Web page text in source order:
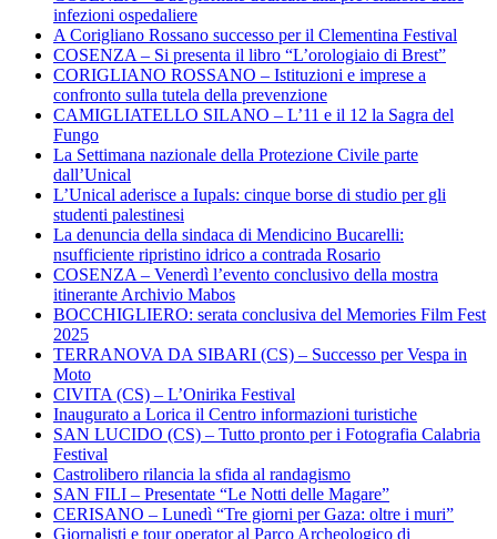
infezioni ospedaliere
A Corigliano Rossano successo per il Clementina Festival
COSENZA – Si presenta il libro “L’orologiaio di Brest”
CORIGLIANO ROSSANO – Istituzioni e imprese a
confronto sulla tutela della prevenzione
CAMIGLIATELLO SILANO – L’11 e il 12 la Sagra del
Fungo
La Settimana nazionale della Protezione Civile parte
dall’Unical
L’Unical aderisce a Iupals: cinque borse di studio per gli
studenti palestinesi
La denuncia della sindaca di Mendicino Bucarelli:
nsufficiente ripristino idrico a contrada Rosario
COSENZA – Venerdì l’evento conclusivo della mostra
itinerante Archivio Mabos
BOCCHIGLIERO: serata conclusiva del Memories Film Fest
2025
TERRANOVA DA SIBARI (CS) – Successo per Vespa in
Moto
CIVITA (CS) – L’Onirika Festival
Inaugurato a Lorica il Centro informazioni turistiche
SAN LUCIDO (CS) – Tutto pronto per i Fotografia Calabria
Festival
Castrolibero rilancia la sfida al randagismo
SAN FILI – Presentate “Le Notti delle Magare”
CERISANO – Lunedì “Tre giorni per Gaza: oltre i muri”
Giornalisti e tour operator al Parco Archeologico di